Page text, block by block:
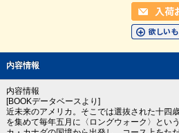
内容情報
内容情報
[BOOKデータベースより]
近未来のアメリカ。そこでは選抜された十四
を集めて毎年五月に〈ロングウォーク〉とい